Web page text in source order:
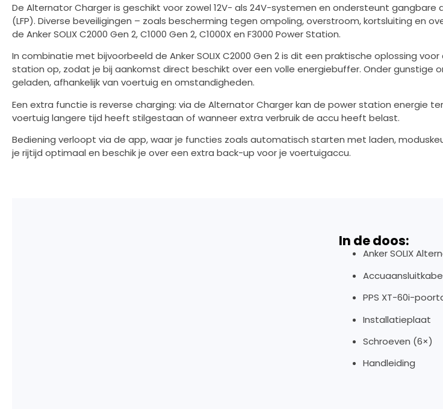
De Alternator Charger is geschikt voor zowel 12V- als 24V-systemen en ondersteunt gangbare
(LFP). Diverse beveiligingen – zoals bescherming tegen ompoling, overstroom, kortsluiting en
de Anker SOLIX C2000 Gen 2, C1000 Gen 2, C1000X en F3000 Power Station.
In combinatie met bijvoorbeeld de Anker SOLIX C2000 Gen 2 is dit een praktische oplossing
station op, zodat je bij aankomst direct beschikt over een volle energiebuffer. Onder gunstige
geladen, afhankelijk van voertuig en omstandigheden.
Een extra functie is reverse charging: via de Alternator Charger kan de power station energie
voertuig langere tijd heeft stilgestaan of wanneer extra verbruik de accu heeft belast.
Bediening verloopt via de app, waar je functies zoals automatisch starten met laden,
je rijtijd optimaal en beschik je over een extra back-up voor je voertuigaccu.
In de doos:
Anker SOLIX
PPS XT-60i-
Installatieplaat
Schroeven (6×)
Handleiding